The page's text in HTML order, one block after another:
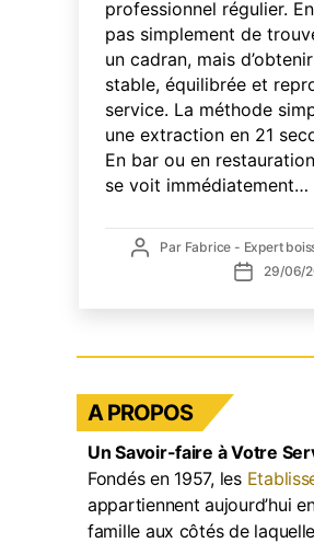
professionnel régulier.
pas simplement de
un cadran, mais
stable, équilibrée et
service. La méthode
une extraction en 21
En bar ou en
se voit immédiatement…
AuteurPar Fabrice - Expert
Date
l’article
29/06/
A PROPOS
Un Savoir-faire à Votre
Fondés en 1957, les
appartiennent aujourd’hui
famille aux côtés de